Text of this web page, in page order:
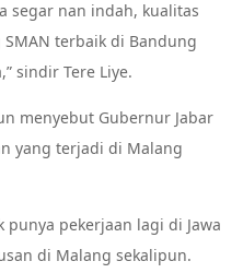
segar nan indah, kualitas
terbaik di Bandung
sindir Tere Liye.
menyebut Gubernur Jabar
yang terjadi di Malang
pekerjaan lagi di Jawa
di Malang sekalipun.